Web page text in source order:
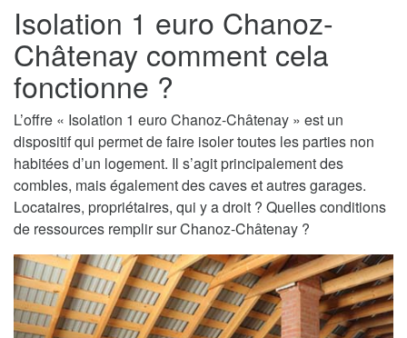
Isolation 1 euro Chanoz-
Châtenay comment cela
fonctionne ?
L’offre « Isolation 1 euro Chanoz-Châtenay » est un
dispositif qui permet de faire isoler toutes les parties non
habitées d’un logement. Il s’agit principalement des
combles, mais également des caves et autres garages.
Locataires, propriétaires, qui y a droit ? Quelles conditions
de ressources remplir sur Chanoz-Châtenay ?